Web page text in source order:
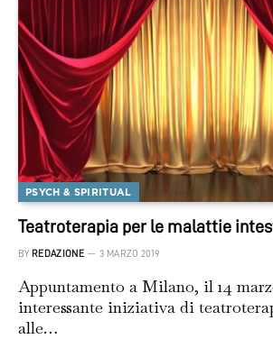
PSYCH & SPIRITUAL
Teatroterapia per le malattie
BY REDAZIONE 3 MARZO 2019
Appuntamento a Milano, il 14
interessante iniziativa di
alle…